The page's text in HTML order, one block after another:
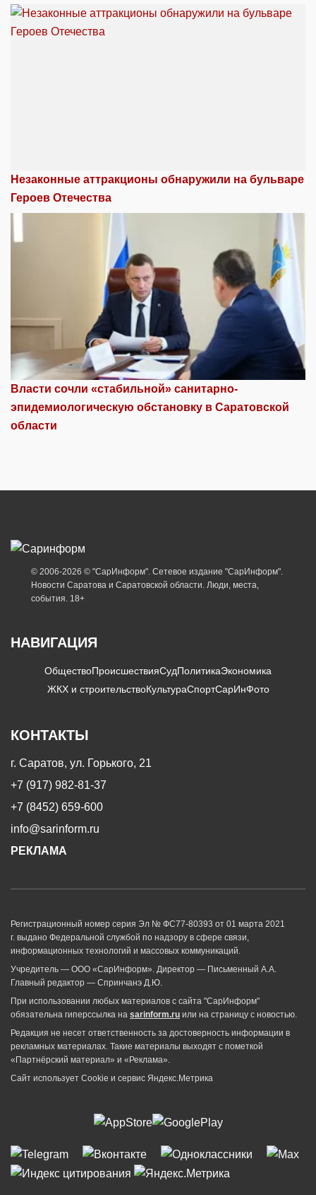
Незаконные аттракционы обнаружили на бульваре
Героев Отечества
Власти сочли «стабильной» санитарно-
эпидемиологическую обстановку в Саратовской
области
© 2006-2026 © "СарИнформ". Сетевое издание "СарИнформ".
Новости Саратова и Саратовской области. Люди, места,
события. 18+
НАВИГАЦИЯ
ОбществоПроисшествияСудПолитикаЭкономика
ЖКХ и строительствоКультураСпортСарИнФото
КОНТАКТЫ
г. Саратов, ул. Горького, 21
+7 (917) 982-81-37
+7 (8452) 659-600
info@sarinform.ru
РЕКЛАМА
Регистрационный номер серия Эл № ФС77-80393 от 01 марта 2021
г. выдано Федеральной службой по надзору в сфере связи,
информационных технологий и массовых коммуникаций.
Учредитель — ООО «СарИнформ». Директор — Письменный А.А.
Главный редактор — Спринчанэ Д.Ю.
При использовании любых материалов с сайта "СарИнформ"
обязательна гиперссылка на sarinform.ru или на страницу с новостью.
Редакция не несет ответственность за достоверность информации в
рекламных материалах. Такие материалы выходят с пометкой
«Партнёрский материал» и «Реклама».
Сайт использует Cookie и сервиc Яндекс.Метрика